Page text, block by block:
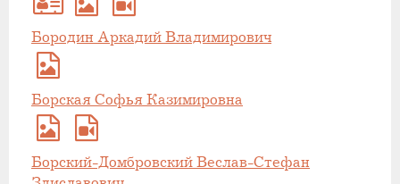
Бородин Аркадий Владимирович
Борская Софья Казимировна
Борский-Домбровский Веслав-Стефан